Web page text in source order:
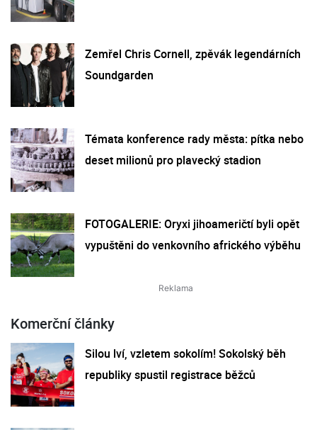
Zemřel Chris Cornell, zpěvák legendárních
Soundgarden
Témata konference rady města: pítka nebo
deset milionů pro plavecký stadion
FOTOGALERIE: Oryxi jihoameričtí byli opět
vypuštěni do venkovního afrického výběhu
Komerční články
Silou lví, vzletem sokolím! Sokolský běh
republiky spustil registrace běžců